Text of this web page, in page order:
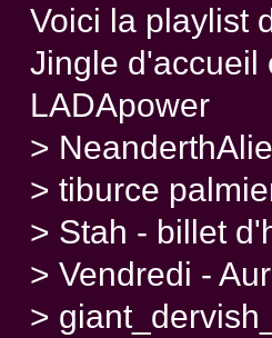
Voici la playlist
Jingle d'accueil
LADApower
>
> tiburce
> Stah - billet
> Vendredi -
>